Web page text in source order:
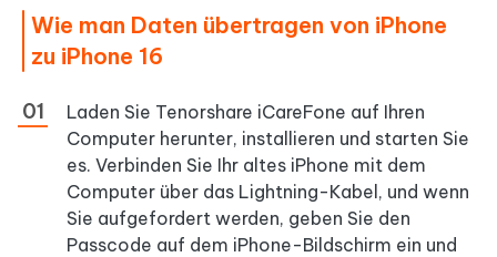
Wie man Daten übertragen von iPhone
zu iPhone 16
Laden Sie Tenorshare iCareFone auf Ihren
Computer herunter, installieren und starten Sie
es. Verbinden Sie Ihr altes iPhone mit dem
Computer über das Lightning-Kabel, und wenn
Sie aufgefordert werden, geben Sie den
Passcode auf dem iPhone-Bildschirm ein und